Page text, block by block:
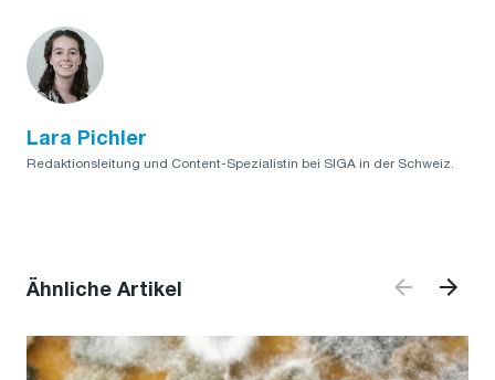
Lara Pichler
Redaktionsleitung und Content-Spezialistin bei SIGA in der Schweiz.
Ähnliche Artikel